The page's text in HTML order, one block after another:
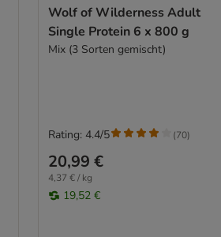
Wolf of Wilderness Adult
Single Protein 6 x 800 g
Mix (3 Sorten gemischt)
20,99 €
4,37 € / kg
19,52 €
Rating: 4.4/5 (70)